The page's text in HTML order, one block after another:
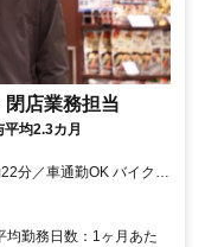
店業務担当
均2.3カ月
分／車通勤OK バイク通
均勤務日数：1ヶ月あた